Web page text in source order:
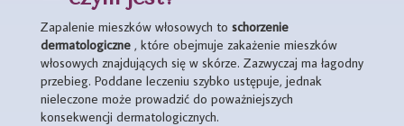
Zapalenie mieszków włosowych to schorzenie
dermatologiczne , które obejmuje zakażenie mieszków
włosowych znajdujących się w skórze. Zazwyczaj ma łagodny
przebieg. Poddane leczeniu szybko ustępuje, jednak
nieleczone może prowadzić do poważniejszych
konsekwencji dermatologicznych.